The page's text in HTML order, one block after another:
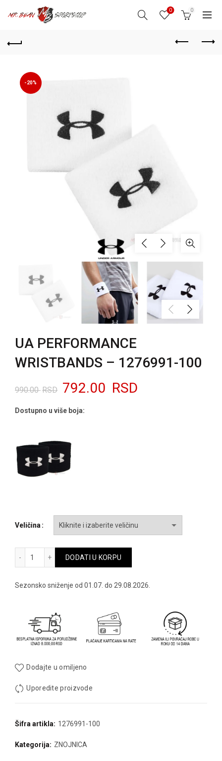
0 0
-20%
UA PERFORMANCE
WRISTBANDS – 1276991-100
990.00RSD Originalna
cena
bila:
990.00 RSD.
792.00 RSD
Dostupno u više boja:
Veličina
Ua performance wristbands - 1276991-100 količina
DODATI U KORPU
Sezonsko sniženje od 01.07. do 29.08.2026.
Dodajte u omiljeno
Uporedite proizvode
Šifra artikla: 1276991-100
Kategorija: ZNOJNICA